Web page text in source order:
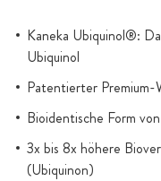
Kaneka Ubiquinol®:
Ubiquinol
Patentierter Premium-
Bioidentische Form
3x bis 8x höhere
(Ubiquinon)